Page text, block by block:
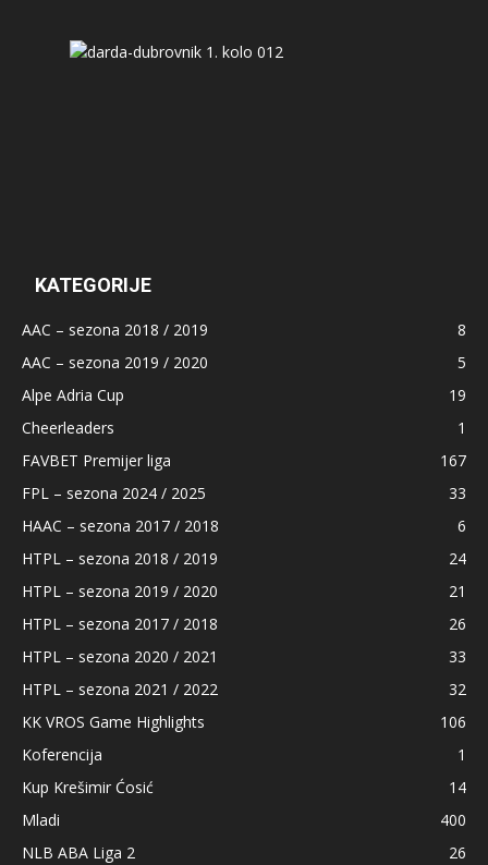
KATEGORIJE
AAC – sezona 2018 / 2019
8
AAC – sezona 2019 / 2020
5
Alpe Adria Cup
19
Cheerleaders
1
FAVBET Premijer liga
167
FPL – sezona 2024 / 2025
33
HAAC – sezona 2017 / 2018
6
HTPL – sezona 2018 / 2019
24
HTPL – sezona 2019 / 2020
21
HTPL – sezona 2017 / 2018
26
HTPL – sezona 2020 / 2021
33
HTPL – sezona 2021 / 2022
32
KK VROS Game Highlights
106
Koferencija
1
Kup Krešimir Ćosić
14
Mladi
400
NLB ABA Liga 2
26